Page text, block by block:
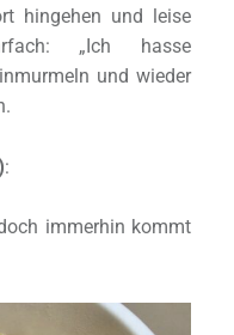
hingehen und leise
„Ich hasse
und wieder
:
immerhin kommt